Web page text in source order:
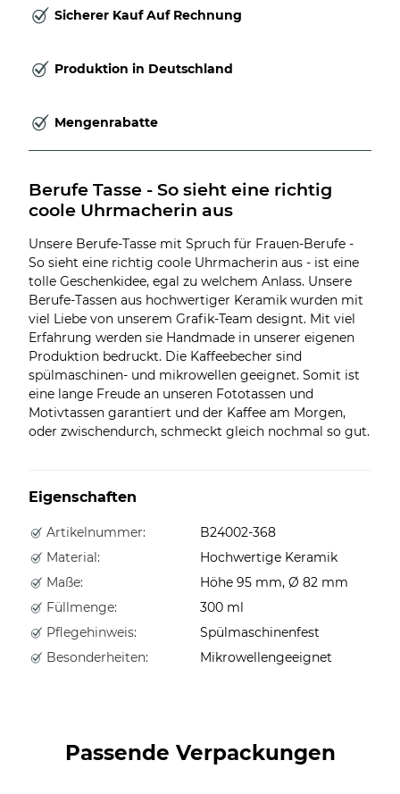
Sicherer Kauf Auf Rechnung
Produktion in Deutschland
Mengenrabatte
Berufe Tasse - So sieht eine richtig
coole Uhrmacherin aus
Unsere Berufe-Tasse mit Spruch für Frauen-Berufe -
So sieht eine richtig coole Uhrmacherin aus - ist eine
tolle Geschenkidee, egal zu welchem Anlass. Unsere
Berufe-Tassen aus hochwertiger Keramik wurden mit
viel Liebe von unserem Grafik-Team designt. Mit viel
Erfahrung werden sie Handmade in unserer eigenen
Produktion bedruckt. Die Kaffeebecher sind
spülmaschinen- und mikrowellen geeignet. Somit ist
eine lange Freude an unseren Fototassen und
Motivtassen garantiert und der Kaffee am Morgen,
oder zwischendurch, schmeckt gleich nochmal so gut.
Eigenschaften
Artikelnummer:
B24002-368
Material:
Hochwertige Keramik
Maße:
Höhe 95 mm, Ø 82 mm
Füllmenge:
300 ml
Pflegehinweis:
Spülmaschinenfest
Besonderheiten:
Mikrowellengeeignet
Passende Verpackungen